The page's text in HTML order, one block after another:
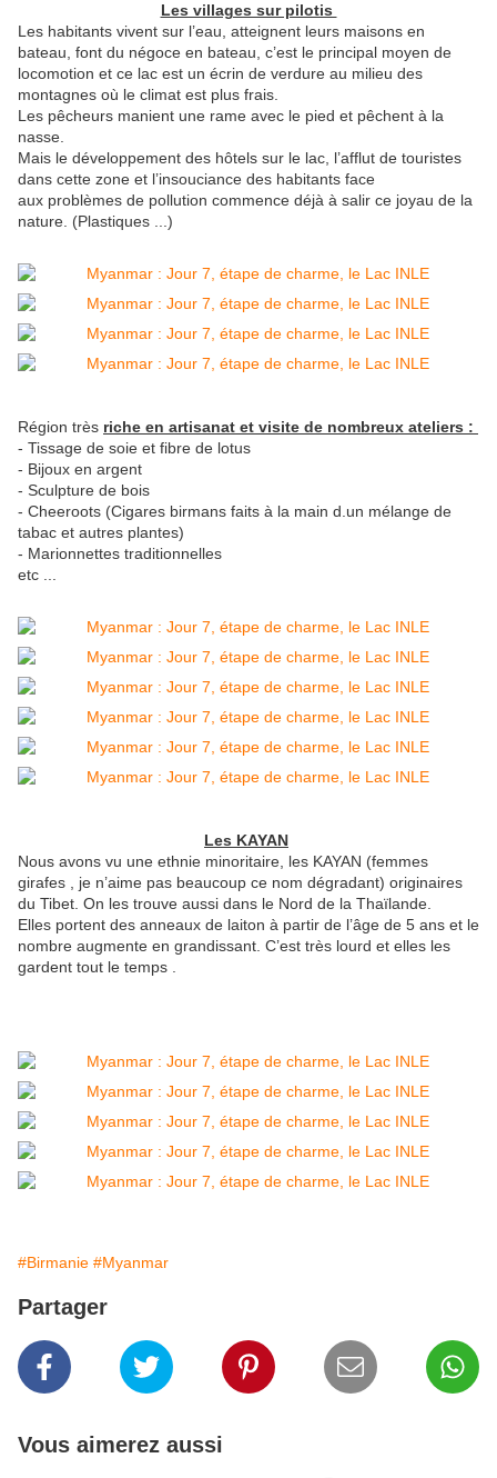
Les villages sur pilotis
Les habitants vivent sur l’eau, atteignent leurs maisons en
bateau, font du négoce en bateau, c’est le principal moyen de
locomotion et ce lac est un écrin de verdure au milieu des
montagnes où le climat est plus frais.
Les pêcheurs manient une rame avec le pied et pêchent à la
nasse.
Mais le développement des hôtels sur le lac, l’afflut de touristes
dans cette zone et l’insouciance des habitants face
aux problèmes de pollution commence déjà à salir ce joyau de la
nature. (Plastiques ...)
Région très riche en artisanat et visite de nombreux ateliers :
- Tissage de soie et fibre de lotus
- Bijoux en argent
- Sculpture de bois
- Cheeroots (Cigares birmans faits à la main d.un mélange de
tabac et autres plantes)
- Marionnettes traditionnelles
etc ...
Les KAYAN
Nous avons vu une ethnie minoritaire, les KAYAN (femmes
girafes , je n’aime pas beaucoup ce nom dégradant) originaires
du Tibet. On les trouve aussi dans le Nord de la Thaïlande.
Elles portent des anneaux de laiton à partir de l’âge de 5 ans et le
nombre augmente en grandissant. C’est très lourd et elles les
gardent tout le temps .
#Birmanie #Myanmar
Partager
Vous aimerez aussi